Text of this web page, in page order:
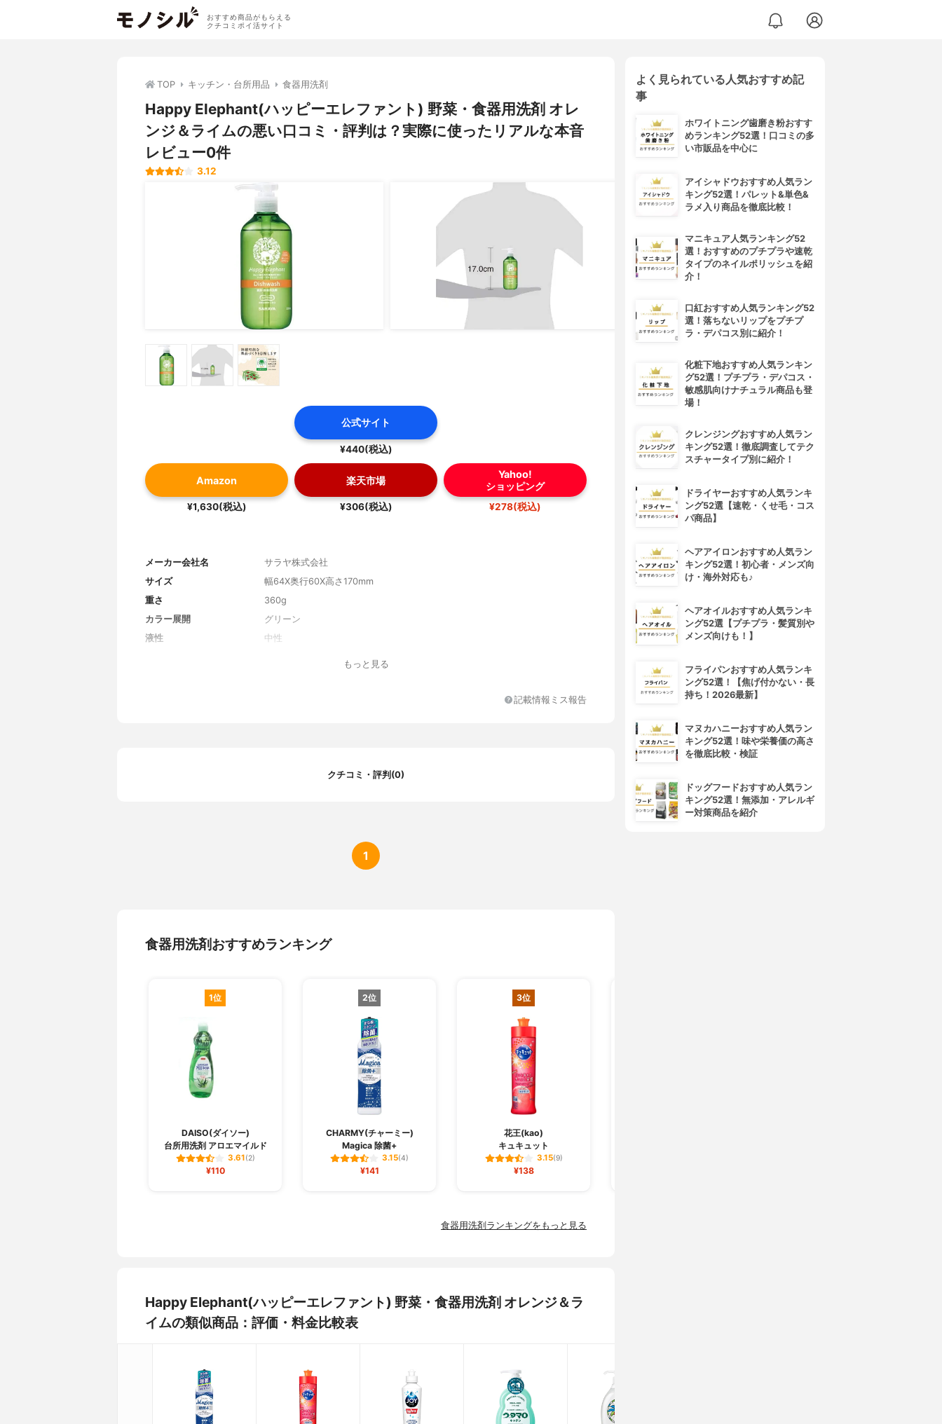
おすすめ商品がもらえる
クチコミポイ活サイト
TOP キッチン・台所用品 食器用洗剤
Happy Elephant(ハッピーエレファント) 野菜・食器用洗剤 オレ
ンジ＆ライムの悪い口コミ・評判は？実際に使ったリアルな本音
レビュー0件
3.12
公式サイト
¥440(税込)
Amazon
¥1,630(税込)
楽天市場
¥306(税込)
Yahoo!
ショッピング
¥278(税込)
メーカー会社名
サラヤ株式会社
サイズ
幅64X奥行60X高さ170mm
重さ
360g
カラー展開
グリーン
液性
中性
もっと見る
記載情報ミス報告
クチコミ・評判(0)
1
食器用洗剤おすすめランキング
1位
DAISO(ダイソー)
台所用洗剤 アロエマイルド
3.61(2)
¥110
2位
CHARMY(チャーミー)
Magica 除菌+
3.15(4)
¥141
3位
花王(kao)
キュキュット
3.15(9)
¥138
食器用洗剤ランキングをもっと見る
Happy Elephant(ハッピーエレファント) 野菜・食器用洗剤 オレンジ＆ラ
イムの類似商品：評価・料金比較表
よく見られている人気おすすめ記
事
ホワイトニング歯磨き粉おすす
めランキング52選！口コミの多
い市販品を中心に
アイシャドウおすすめ人気ラン
キング52選！パレット&単色&
ラメ入り商品を徹底比較！
マニキュア人気ランキング52
選！おすすめのプチプラや速乾
タイプのネイルポリッシュを紹
介！
口紅おすすめ人気ランキング52
選！落ちないリップをプチプ
ラ・デパコス別に紹介！
化粧下地おすすめ人気ランキン
グ52選！プチプラ・デパコス・
敏感肌向けナチュラル商品も登
場！
クレンジングおすすめ人気ラン
キング52選！徹底調査してテク
スチャータイプ別に紹介！
ドライヤーおすすめ人気ランキ
ング52選【速乾・くせ毛・コス
パ商品】
ヘアアイロンおすすめ人気ラン
キング52選！初心者・メンズ向
け・海外対応も♪
ヘアオイルおすすめ人気ランキ
ング52選【プチプラ・髪質別や
メンズ向けも！】
フライパンおすすめ人気ランキ
ング52選！【焦げ付かない・長
持ち！2026最新】
マヌカハニーおすすめ人気ラン
キング52選！味や栄養価の高さ
を徹底比較・検証
ドッグフードおすすめ人気ラン
キング52選！無添加・アレルギ
ー対策商品を紹介